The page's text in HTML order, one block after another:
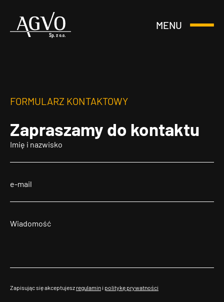
Header
MENU
Otwórz
FORMULARZ KONTAKTOWY
Zapraszamy do kontaktu
Zapisując się akceptujesz regulamin i politykę prywatności